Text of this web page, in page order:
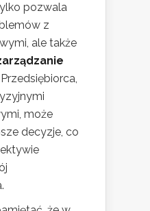
pozwala
z
ale także
może
decyzje, co